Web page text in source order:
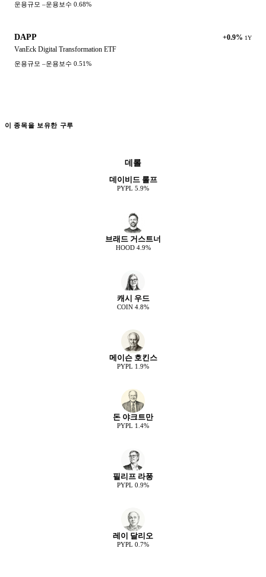
운용규모 –운용보수 0.68%
DAPP +0.9% 1Y
VanEck Digital Transformation ETF
운용규모 –운용보수 0.51%
이 종목을 보유한 구루
데롤
데이비드 롤프
PYPL 5.9%
브래드 거스트너
HOOD 4.9%
캐시 우드
COIN 4.8%
메이슨 호킨스
PYPL 1.9%
돈 야크트만
PYPL 1.4%
필리프 라퐁
PYPL 0.9%
레이 달리오
PYPL 0.7%